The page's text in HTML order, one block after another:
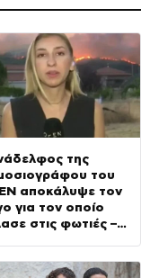
της
του
αποκάλυψε τον
για τον οποίο
στις φωτιές –